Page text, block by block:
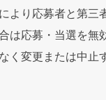
より応募者と第三
は応募・当選を無
く変更または中止